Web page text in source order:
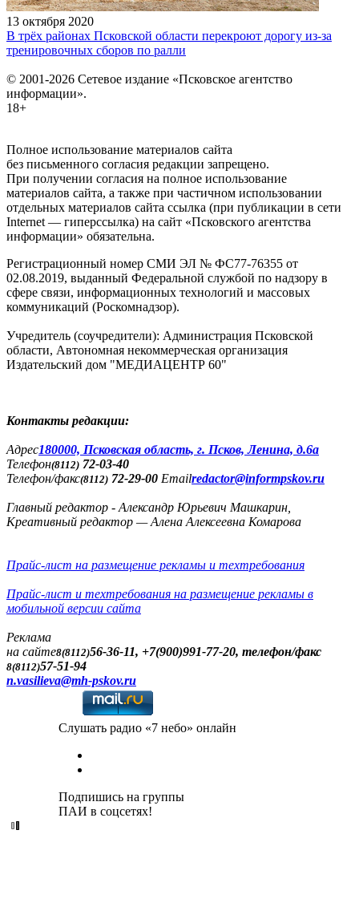
13 октября 2020
В трёх районах Псковской области перекроют дорогу из-за
тренировочных сборов по ралли
© 2001-2026 Сетевое издание «Псковское агентство
информации».
18+
Полное использование материалов сайта
без письменного согласия редакции запрещено.
При получении согласия на полное использование
материалов сайта, а также при частичном использовании
отдельных материалов сайта ссылка (при публикации в сети
Internet — гиперссылка) на сайт «Псковского агентства
информации» обязательна.
Регистрационный номер СМИ ЭЛ № ФС77-76355 от
02.08.2019, выданный Федеральной службой по надзору в
сфере связи, информационных технологий и массовых
коммуникаций (Роскомнадзор).
Учредитель (соучредители): Администрация Псковской
области, Автономная некоммерческая организация
Издательский дом "МЕДИАЦЕНТР 60"
Контакты редакции:
Адреc180000, Псковская область, г. Псков, Ленина, д.6а
Телефон(8112) 72-03-40
Телефон/факс(8112) 72-29-00 Emailredactor@informpskov.ru
Главный редактор - Александр Юрьевич Машкарин,
Креативный редактор — Алена Алексеевна Комарова
Прайс-лист на размещение рекламы и техтребования
Прайс-лист и техтребования на размещение рекламы в
мобильной версии сайта
Реклама
на сайте8(8112)56-36-11, +7(900)991-77-20, телефон/факс
8(8112)57-51-94
n.vasilieva@mh-pskov.ru
Слушать радио «7 небо» онлайн
Подпишись на группы
ПАИ в соцсетях!